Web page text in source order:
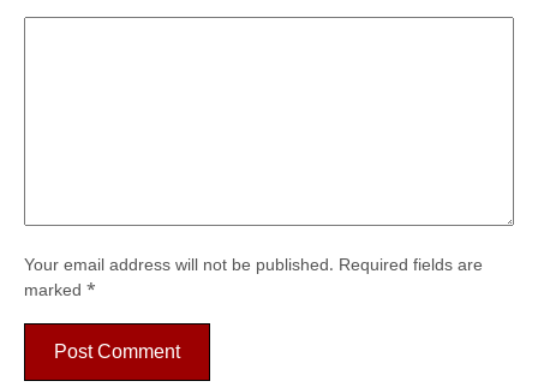
Your email address will not be published. Required fields are
marked *